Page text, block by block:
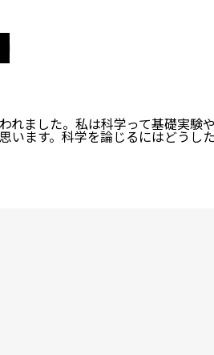
れました。私は科学って基礎実験や
います。科学を論じるにはどうした